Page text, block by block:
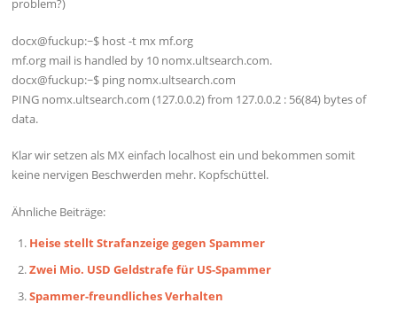
problem?)
docx@fuckup:~$ host -t mx mf.org
mf.org mail is handled by 10 nomx.ultsearch.com.
docx@fuckup:~$ ping nomx.ultsearch.com
PING nomx.ultsearch.com (127.0.0.2) from 127.0.0.2 : 56(84) bytes of
data.
Klar wir setzen als MX einfach localhost ein und bekommen somit
keine nervigen Beschwerden mehr. Kopfschüttel.
Ähnliche Beiträge:
Heise stellt Strafanzeige gegen Spammer
Zwei Mio. USD Geldstrafe für US-Spammer
Spammer-freundliches Verhalten